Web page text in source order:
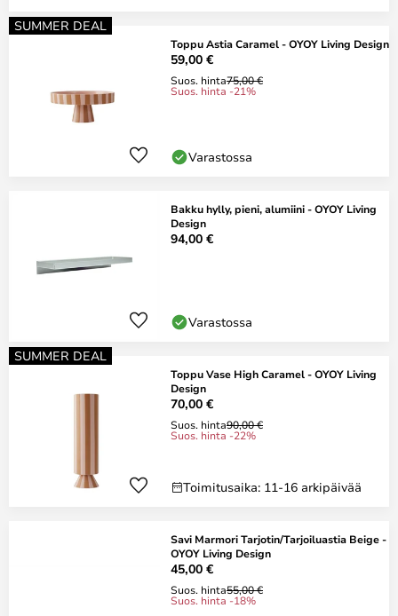
SUMMER DEAL
Toppu Astia Caramel - OYOY Living Design
59,00 €
Suos. hinta75,00 €
Suos. hinta -21%
Varastossa
Bakku hylly, pieni, alumiini - OYOY Living
Design
94,00 €
Varastossa
SUMMER DEAL
Toppu Vase High Caramel - OYOY Living
Design
70,00 €
Suos. hinta90,00 €
Suos. hinta -22%
Toimitusaika: 11-16 arkipäivää
Savi Marmori Tarjotin/Tarjoiluastia Beige -
OYOY Living Design
45,00 €
Suos. hinta55,00 €
Suos. hinta -18%